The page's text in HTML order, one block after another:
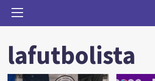
Menu
lafutbolista